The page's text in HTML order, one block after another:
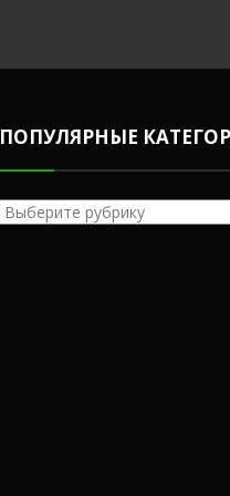
ПОПУЛЯРНЫЕ
Популярные